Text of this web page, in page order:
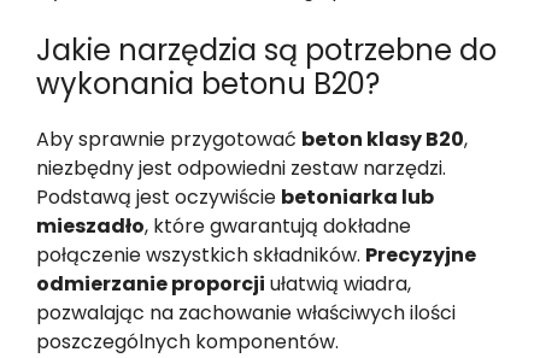
Jakie narzędzia są potrzebne do
wykonania betonu B20?
Aby sprawnie przygotować beton klasy B20,
niezbędny jest odpowiedni zestaw narzędzi.
Podstawą jest oczywiście betoniarka lub
mieszadło, które gwarantują dokładne
połączenie wszystkich składników. Precyzyjne
odmierzanie proporcji ułatwią wiadra,
pozwalając na zachowanie właściwych ilości
poszczególnych komponentów.